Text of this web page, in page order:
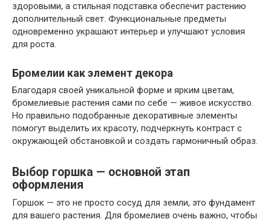
здоровыми, а стильная подставка обеспечит растению
дополнительный свет. Функциональные предметы
одновременно украшают интерьер и улучшают условия
для роста.
Бромелии как элемент декора
Благодаря своей уникальной форме и ярким цветам,
бромелиевые растения сами по себе — живое искусство.
Но правильно подобранные декоративные элементы
помогут выделить их красоту, подчеркнуть контраст с
окружающей обстановкой и создать гармоничный образ.
Выбор горшка — основной этап
оформления
Горшок — это не просто сосуд для земли, это фундамент
для вашего растения. Для бромелиев очень важно, чтобы